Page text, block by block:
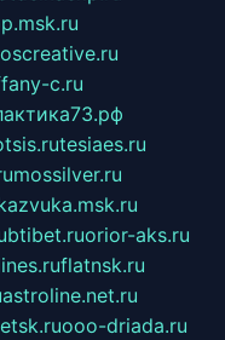
c.ru
tesiaes.ru
mossilver.ru
orior-aks.ru
flatnsk.ru
astroline.net.ru
ooo-driada.ru